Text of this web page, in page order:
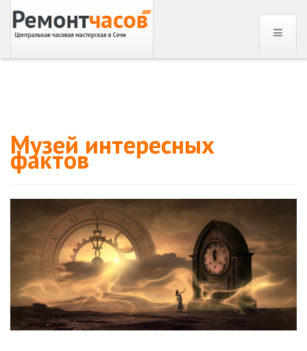
Музей интересных
фактов